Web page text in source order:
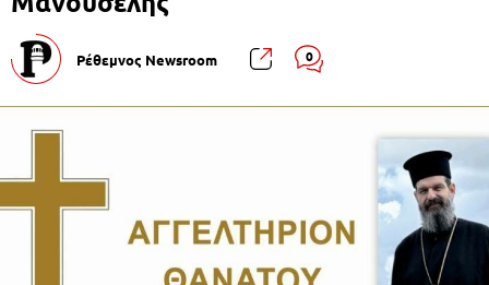
Ρέθεμνος Newsroom 0